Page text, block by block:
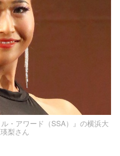
・アワード（SSA）』の横浜大
梨さん